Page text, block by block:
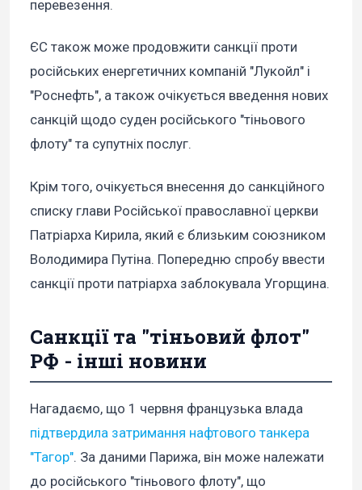
перевезення.
ЄС також може продовжити санкції проти
російських енергетичних компаній "Лукойл" і
"Роснефть", а також очікується введення нових
санкцій щодо суден російського "тіньового
флоту" та супутніх послуг.
Крім того, очікується внесення до санкційного
списку глави Російської православної церкви
Патріарха Кирила, який є близьким союзником
Володимира Путіна. Попередню спробу ввести
санкції проти патріарха заблокувала Угорщина.
Санкції та "тіньовий флот"
РФ - інші новини
Нагадаємо, що 1 червня французька влада
підтвердила затримання нафтового танкера
"Тагор". За даними Парижа, він може належати
до російського "тіньового флоту", що